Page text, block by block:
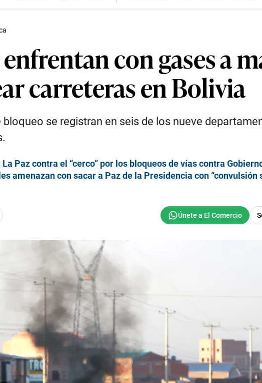
con gases a
carreteras en Bolivia
se registran en seis de los nueve
Paz contra el “cerco” por los bloqueos de vías contra
amenazan con sacar a Paz de la Presidencia con “convulsión